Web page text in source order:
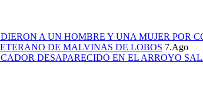
A UN HOMBRE Y UNA MUJER POR
DE MALVINAS DE LOBOS 7.Ago
DESAPARECIDO EN EL ARROYO